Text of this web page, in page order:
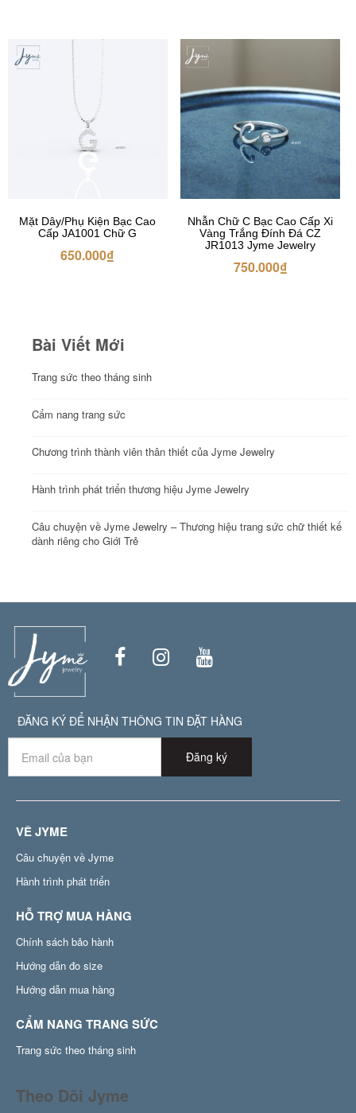
Mặt Dây/Phụ Kiện Bạc Cao
Cấp JA1001 Chữ G
650.000₫
Nhẫn Chữ C Bạc Cao Cấp Xi
Vàng Trắng Đính Đá CZ
JR1013 Jyme Jewelry
750.000₫
Bài Viết Mới
Trang sức theo tháng sinh
Cẩm nang trang sức
Chương trình thành viên thân thiết của Jyme Jewelry
Hành trình phát triển thương hiệu Jyme Jewelry
Câu chuyện về Jyme Jewelry – Thương hiệu trang sức chữ thiết kế
dành riêng cho Giới Trẻ
ĐĂNG KÝ ĐỂ NHẬN THÔNG TIN ĐẶT HÀNG
Đăng ký
VỀ JYME
Câu chuyện về Jyme
Hành trình phát triển
HỖ TRỢ MUA HÀNG
Chính sách bảo hành
Hướng dẫn đo size
Hướng dẫn mua hàng
CẨM NANG TRANG SỨC
Trang sức theo tháng sinh
Theo Dõi Jyme